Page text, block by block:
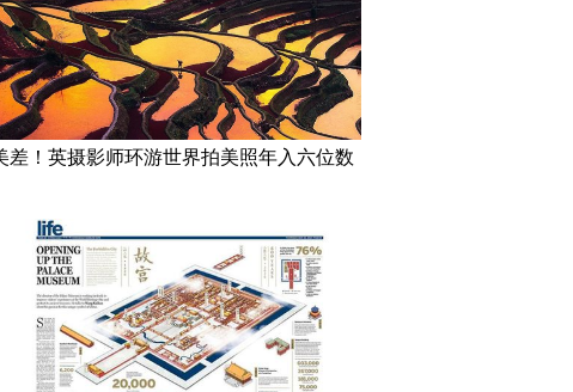
差！英摄影师环游世界拍美照年入六位数